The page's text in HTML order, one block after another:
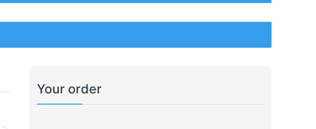
Your order